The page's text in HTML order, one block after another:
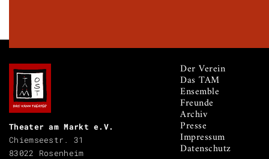
Theater am Markt e.V.
Chiemseestr. 31
83022 Rosenheim
Der Verein
Das TAM
Ensemble
Freunde
Archiv
Presse
Impressum
Datenschutz